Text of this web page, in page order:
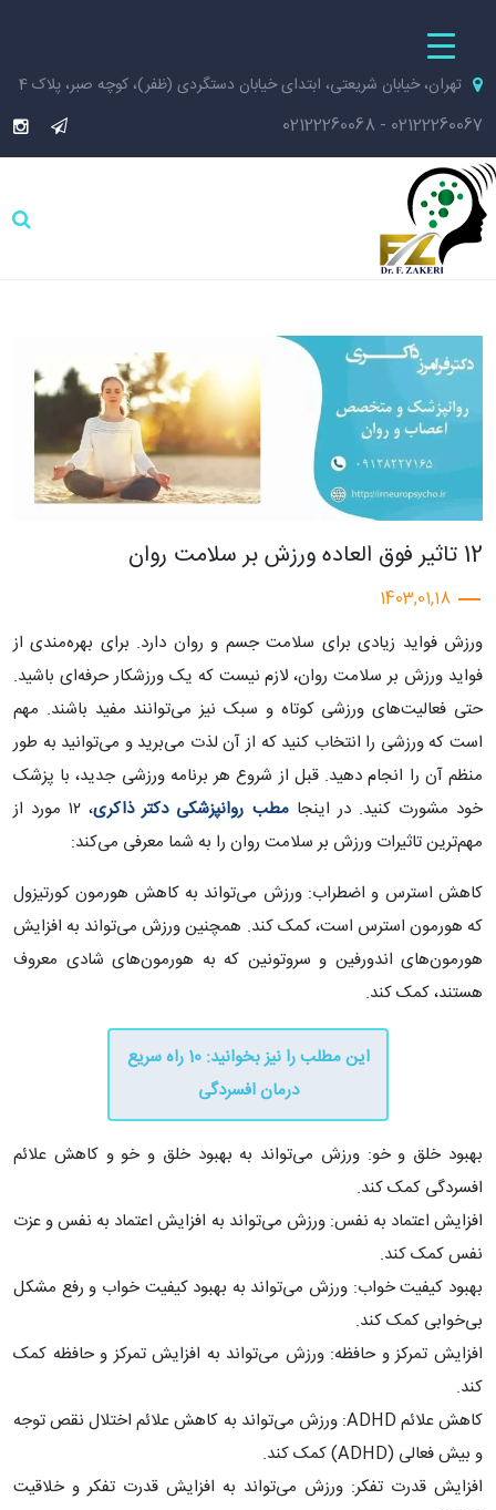
تهران، خیابان شریعتی، ابتدای خیابان دستگردی (ظفر)، کوچه صبر، پلاک 4
02122260067
-
02122260068
12 تاثیر فوق العاده ورزش بر سلامت روان
1403,01,18
ورزش فواید زیادی برای سلامت جسم و روان دارد. برای بهره‌مندی از
فواید ورزش بر سلامت روان، لازم نیست که یک ورزشکار حرفه‌ای باشید.
حتی فعالیت‌های ورزشی کوتاه و سبک نیز می‌توانند مفید باشند. مهم
است که ورزشی را انتخاب کنید که از آن لذت می‌برید و می‌توانید به طور
منظم آن را انجام دهید. قبل از شروع هر برنامه ورزشی جدید، با پزشک
خود مشورت کنید. در اینجامطب روانپزشکی دکتر ذاکری
، ۱۲ مورد از
مهم‌ترین تاثیرات ورزش بر سلامت روان را به شما معرفی می‌کند:
کاهش استرس و اضطراب: ورزش می‌تواند به کاهش هورمون کورتیزول
که هورمون استرس است، کمک کند. همچنین ورزش می‌تواند به افزایش
هورمون‌های اندورفین و سروتونین که به هورمون‌های شادی معروف
هستند، کمک کند.
این مطلب را نیز بخوانید: ​10 راه سریع
درمان افسردگی
بهبود خلق و خو: ورزش می‌تواند به بهبود خلق و خو و کاهش علائم
افسردگی کمک کند.
افزایش اعتماد به نفس: ورزش می‌تواند به افزایش اعتماد به نفس و عزت
نفس کمک کند.
بهبود کیفیت خواب: ورزش می‌تواند به بهبود کیفیت خواب و رفع مشکل
بی‌خوابی کمک کند.
افزایش تمرکز و حافظه: ورزش می‌تواند به افزایش تمرکز و حافظه کمک
کند.
کاهش علائم ADHD: ورزش می‌تواند به کاهش علائم اختلال نقص توجه
و بیش فعالی (ADHD) کمک کند.
افزایش قدرت تفکر: ورزش می‌تواند به افزایش قدرت تفکر و خلاقیت